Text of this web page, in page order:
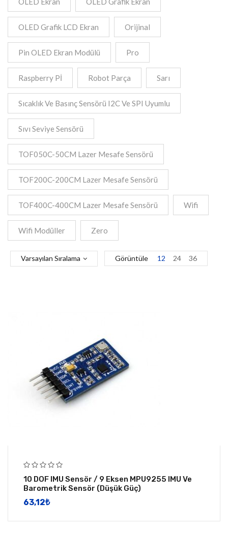
OLED Grafik LCD Ekran Orijinal
Pin OLED Ekran Modülü Pro
Raspberry Pİ Robot Parça Sarı
Sıcaklık Ve Basınç Sensörü I2C Ve SPI Uyumlu
Sıvı Seviye Sensörü
TOF050C-50CM Lazer Mesafe Sensörü
TOF200C-200CM Lazer Mesafe Sensörü
TOF400C-400CM Lazer Mesafe Sensörü Wifi
Wifi Modüller Zero
Varsayılan Sıralama Görüntüle 12 24 36
10 DOF IMU Sensör / 9 Eksen MPU9255 IMU Ve
Barometrik Sensör (Düşük Güç)
63,12​₺